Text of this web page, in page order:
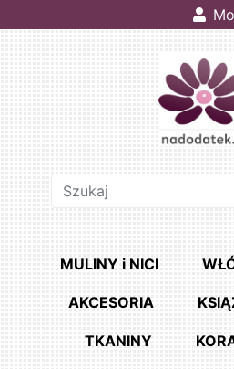
MULINY i NICI
AKCESORIA
TKANINY